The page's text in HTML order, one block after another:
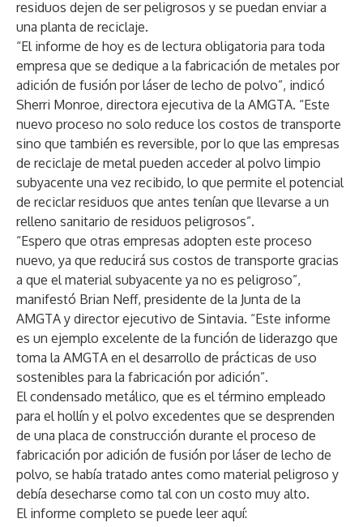
residuos dejen de ser peligrosos y se puedan enviar a
una planta de reciclaje.
“El informe de hoy es de lectura obligatoria para toda
empresa que se dedique a la fabricación de metales por
adición de fusión por láser de lecho de polvo”, indicó
Sherri Monroe, directora ejecutiva de la AMGTA. “Este
nuevo proceso no solo reduce los costos de transporte
sino que también es reversible, por lo que las empresas
de reciclaje de metal pueden acceder al polvo limpio
subyacente una vez recibido, lo que permite el potencial
de reciclar residuos que antes tenían que llevarse a un
relleno sanitario de residuos peligrosos”.
“Espero que otras empresas adopten este proceso
nuevo, ya que reducirá sus costos de transporte gracias
a que el material subyacente ya no es peligroso”,
manifestó Brian Neff, presidente de la Junta de la
AMGTA y director ejecutivo de Sintavia. “Este informe
es un ejemplo excelente de la función de liderazgo que
toma la AMGTA en el desarrollo de prácticas de uso
sostenibles para la fabricación por adición”.
El condensado metálico, que es el término empleado
para el hollín y el polvo excedentes que se desprenden
de una placa de construcción durante el proceso de
fabricación por adición de fusión por láser de lecho de
polvo, se había tratado antes como material peligroso y
debía desecharse como tal con un costo muy alto.
El informe completo se puede leer aquí: